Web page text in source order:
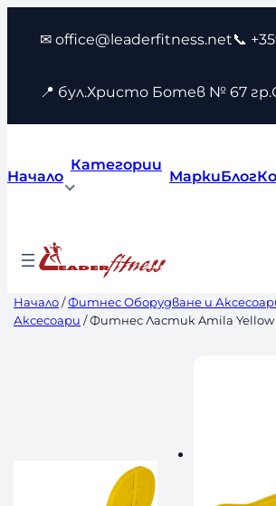
съдържанието
✉ office@leaderfitness.net📞
📍 бул.Христо Ботев № 67
Начало
Категории
МаркиБлог
Начало/Фитнес Оборудване и
Аксесоари / Фитнес Ластик Amila Yellow